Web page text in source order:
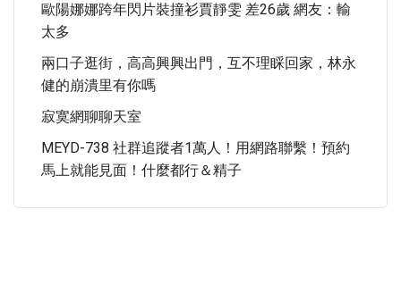
歐陽娜娜跨年閃片裝撞衫賈靜雯 差26歲 網友：輸
太多
兩口子逛街，高高興興出門，互不理睬回家，林永
健的崩潰里有你嗎
寂寞網聊聊天室
MEYD-738 社群追蹤者1萬人！用網路聯繫！預約
馬上就能見面！什麼都行＆精子